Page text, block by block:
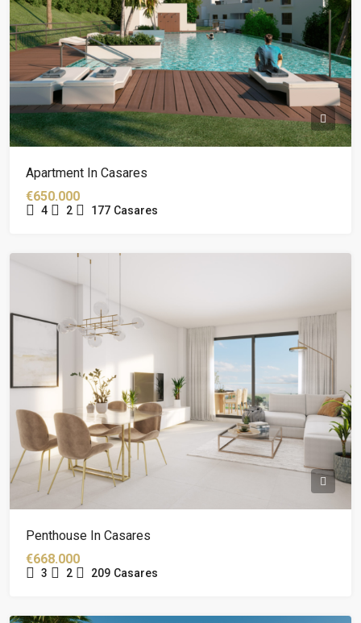
Apartment In Casares
€650.000
4 2 177 Casares
Penthouse In Casares
€668.000
3 2 209 Casares